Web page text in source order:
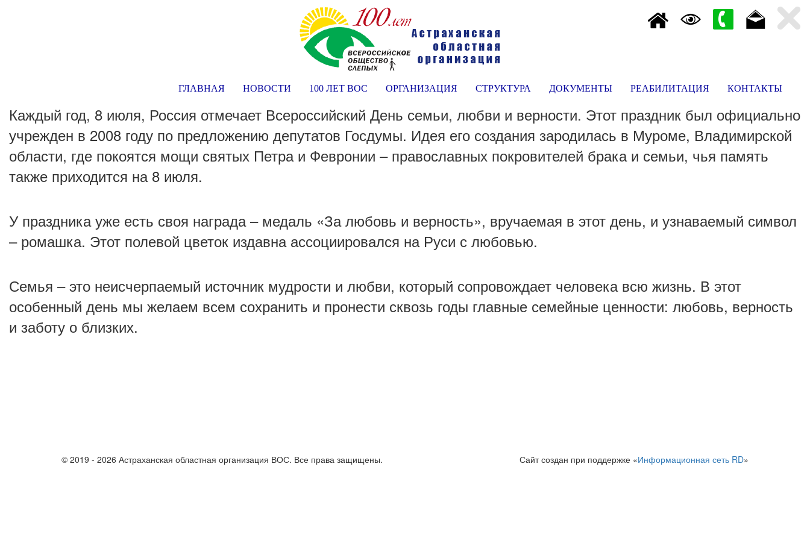
ГЛАВНАЯ НОВОСТИ 100 ЛЕТ ВОС ОРГАНИЗАЦИЯ СТРУКТУРА ДОКУМЕНТЫ РЕАБИЛИТАЦИЯ КОНТАКТЫ
Каждый год, 8 июля, Россия отмечает Всероссийский День семьи, любви и верности. Этот праздник был официально
учрежден в 2008 году по предложению депутатов Госдумы. Идея его создания зародилась в Муроме, Владимирской
области, где покоятся мощи святых Петра и Февронии – православных покровителей брака и семьи, чья память
также приходится на 8 июля.
У праздника уже есть своя награда – медаль «За любовь и верность», вручаемая в этот день, и узнаваемый символ
– ромашка. Этот полевой цветок издавна ассоциировался на Руси с любовью.
Семья – это неисчерпаемый источник мудрости и любви, который сопровождает человека всю жизнь. В этот
особенный день мы желаем всем сохранить и пронести сквозь годы главные семейные ценности: любовь, верность
и заботу о близких.
© 2019 - 2026 Астраханская областная организация ВОС. Все права защищены. Сайт создан при поддержке «Информационная сеть RD»